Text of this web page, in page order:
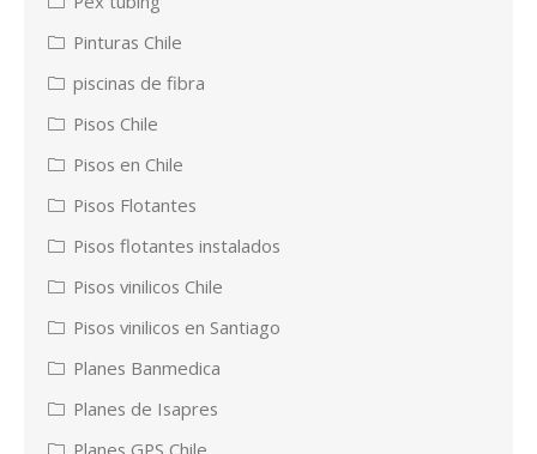
Pinturas Chile
piscinas de fibra
Pisos Chile
Pisos en Chile
Pisos Flotantes
Pisos flotantes instalados
Pisos vinilicos Chile
Pisos vinilicos en Santiago
Planes Banmedica
Planes de Isapres
Planes GPS Chile